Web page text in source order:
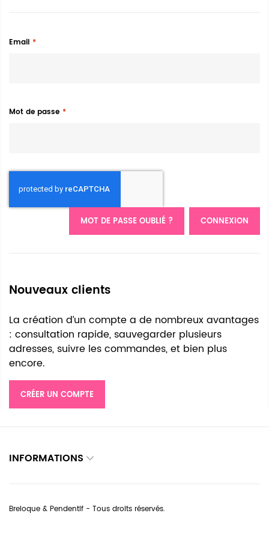
Email
Mot de passe
CONNEXION
MOT DE PASSE OUBLIÉ ?
Nouveaux clients
La création d’un compte a de nombreux avantages
: consultation rapide, sauvegarder plusieurs
adresses, suivre les commandes, et bien plus
encore.
CRÉER UN COMPTE
INFORMATIONS
Breloque & Pendentif - Tous droits réservés.